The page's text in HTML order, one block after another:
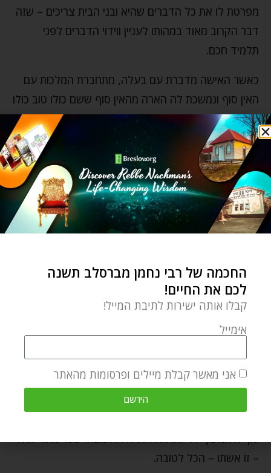
מפרטת לו את כל הדברים שהיא ובני הבית צריכים – שזה
דבר הקרוב מאוד במהותו לעניין ווידוי הדברים לפני
תלמיד חכם.
כאשר האישה מדברת עם בעלה, מתחברת המלכות עם
האין סוף ונמשכת לה הארה מהאין סוף ששם כולו טוב כולו
אחד, כפי שאומר רבי נחמן בתורה זו, שכך יכולים לזכות
לדעת שכל מאורעותיו הם לטובתו. המאורעות העוברים
עלינו, שייכים לצמצומים של המלכות, וההארה שמאירים
אל תוך הצמצומים הללו, לדעת שהם לטובה – מגיעה
מהאין סוף.
על הבעל לדעת שהוא משמש במערכת האישית שלו
ענוותנותו מכפר על העוונות כמו שכתוב "ואיש חכם
יכפרנה". כי הבעל, מכיוון ששייך למידת החכמה, לכן שייך
למדת הענווה כי "החכמה מאין תמצא", ובהכרח שלאדם
שיש לו שייכות לחכמה יש לו שייכות גם לענווה, ואם כן,
בכל פעם שאשתו מדברת איתו ומספרת לו את כל אשר
על ליבה, נעשה בזעיר אנפין התיקון המובא בתורה זו של
ווידוי לפני תלמיד חכם ונמתקים הדינים הנאחזים במלכות,
ועל ידי זה יכול גם הבעל לזכות לזאת – לשפוך כל ליבו
– זו אשתו – הכל לטובה.
החכמה של רבי נחמן מברסלב תשנה
לכם את החיים!
קבלו אותה ישירות לתיבת המייל!
אימייל
אני מאשר קבלת מיילים ופרסומות מהאתר
הירשם